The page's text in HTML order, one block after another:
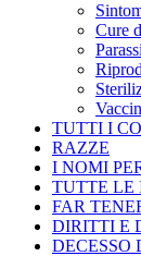
Cure
TUTTI I
RAZZE
I NOMI
TUTTE LE
FAR
DIRITTI E
DECESSO